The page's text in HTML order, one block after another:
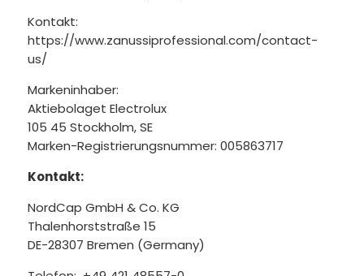
Kontakt:
https://www.zanussiprofessional.com/contact-
us/
Markeninhaber:
Aktiebolaget Electrolux
105 45 Stockholm, SE
Marken-Registrierungsnummer: 005863717
Kontakt:
NordCap GmbH & Co. KG
Thalenhorststraße 15
DE-28307 Bremen (Germany)